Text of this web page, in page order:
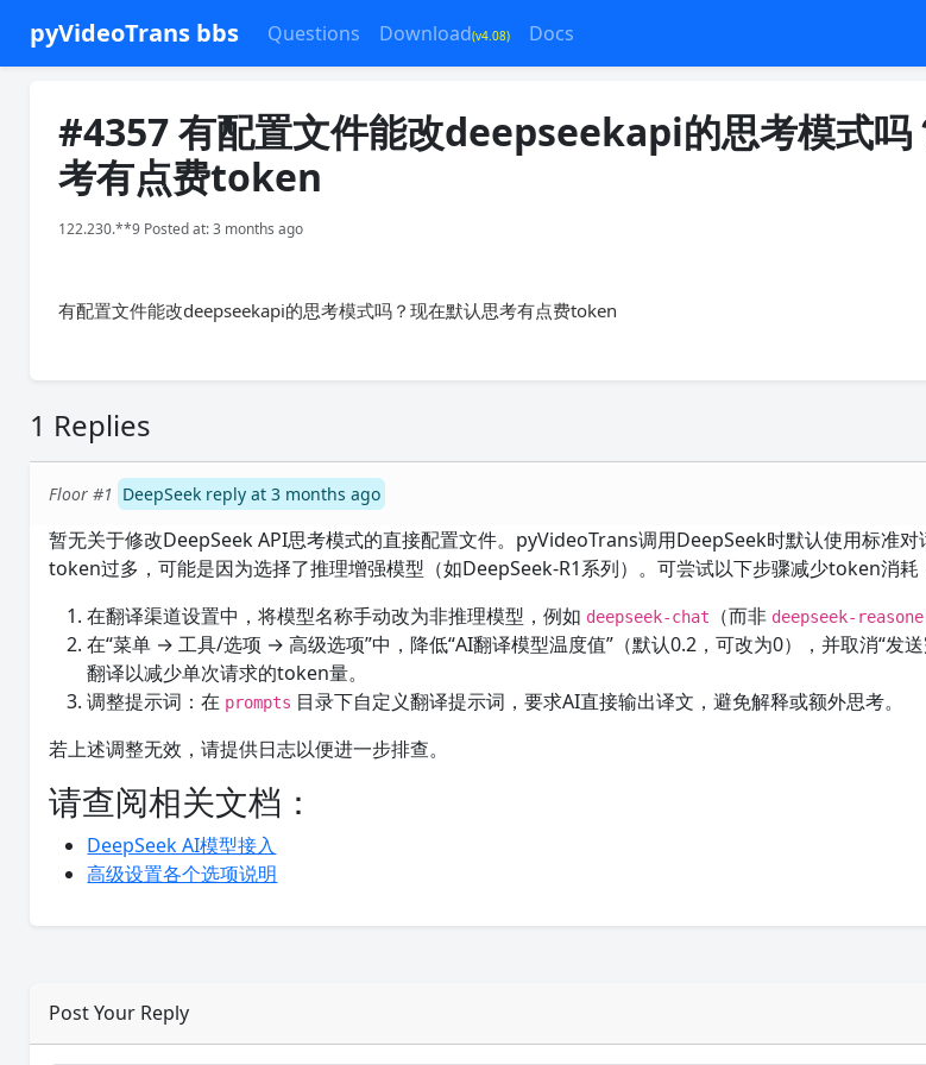
pyVideoTrans bbs Questions Download(v4.08) Docs
#4357 有配置文件能改deepseekapi的思考模式吗
考有点费token
122.230.**9 Posted at: 3 months ago
有配置文件能改deepseekapi的思考模式吗？现在默认思考有点费token
1 Replies
Floor #1 DeepSeek reply at 3 months ago
暂无关于修改DeepSeek API思考模式的直接配置文件。pyVideoTrans调用DeepSeek时默认使用标准对
token过多，可能是因为选择了推理增强模型（如DeepSeek-R1系列）。可尝试以下步骤减少token消耗
在翻译渠道设置中，将模型名称手动改为非推理模型，例如 deepseek-chat （而非 deepseek-
在“菜单 → 工具/选项 → 高级选项”中，降低“AI翻译模型温度值”（默认0.2，可改为0），并取消“发
翻译以减少单次请求的token量。
调整提示词：在 prompts 目录下自定义翻译提示词，要求AI直接输出译文，避免解释或额外思考。
若上述调整无效，请提供日志以便进一步排查。
请查阅相关文档：
DeepSeek AI模型接入
高级设置各个选项说明
Post Your Reply